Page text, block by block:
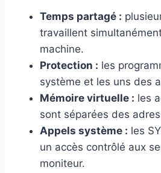
Temps partagé :
travaillent
machine.
Protection : les
système et les uns des
Mémoire virtuelle : les
sont séparées des
Appels système : les
un accès contrôlé aux
moniteur.